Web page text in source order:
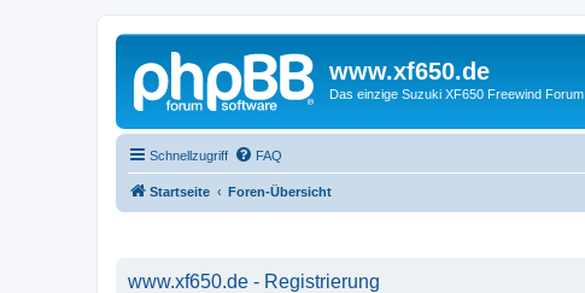
www.xf650.de
Das einzige Suzuki XF650 Freewind Forum
Schnellzugriff FAQ
Startseite Foren-Übersicht
www.xf650.de - Registrierung